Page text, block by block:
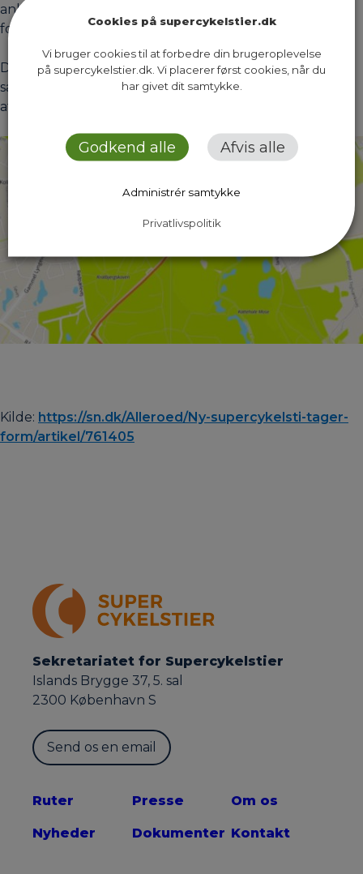
anlægge cykelstien i den modsatte retning. Arbejdet
forventes afsluttet omkring den 1. oktober.
Der kommer cykelsti i begge sider af vejen, mens der
samtidig arbejdes på regnvandsbassiner, der skal sikre
at vand kan løbe fra cykelstien.
Kilde: https://sn.dk/Alleroed/Ny-supercykelsti-tager-
form/artikel/761405
Sekretariatet for Supercykelstier
Islands Brygge 37, 5. sal
2300 København S
Send os en email
Ruter
Nyheder
Presse
Dokumenter
Om os
Kontakt
Cookies på supercykelstier.dk
Vi bruger cookies til at forbedre din brugeroplevelse
på supercykelstier.dk. Vi placerer først cookies, når du
har givet dit samtykke.
Godkend alle Afvis alle
Administrér samtykke
Privatlivspolitik